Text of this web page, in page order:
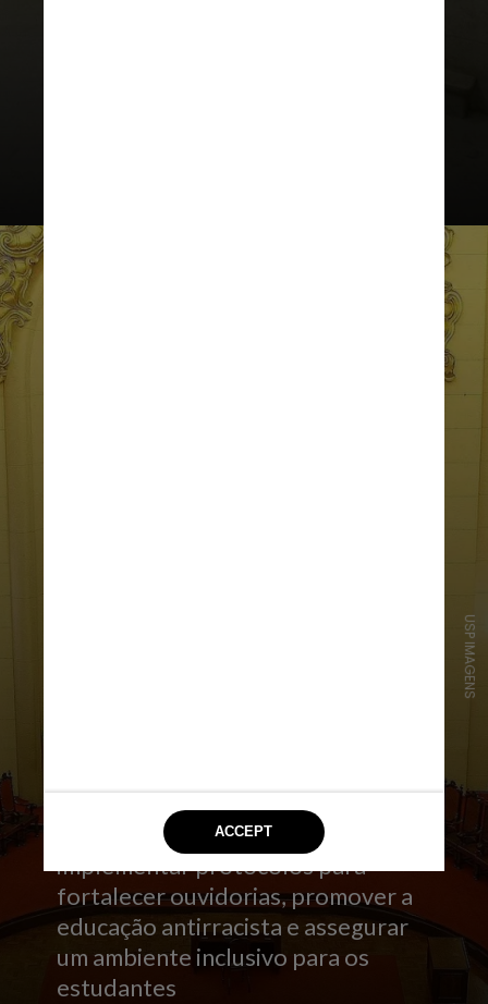
Dizem também que, diante do
ocorrido, se comprometem a
implementar protocolos para
fortalecer ouvidorias, promover a
educação antirracista e assegurar
um ambiente inclusivo para os
estudantes
USP IMAGENS